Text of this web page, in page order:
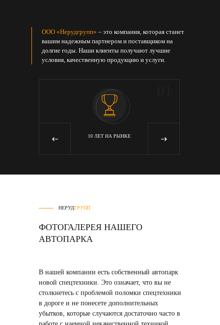
ООО «Нерудгрупп» – это компания, которая станет
вашим надежным партнером и поставщиком на
долгие годы. Наши клиенты получают лучшие
условия, качественную продукцию и услуги.
10 ЛЕТ НА РЫНКЕ
‹ ›
НЕРУДГРУПП
ФОТОГАЛЕРЕЯ НАШЕГО
АВТОПАРКА
В нашей компании есть собственный автопарк
новой спецтехники. Это означает, что вы не
столкнетесь с проблемой поломки спецтехники
в дороге и не понесете дополнительных
убытков, которые случаются достаточно часто в